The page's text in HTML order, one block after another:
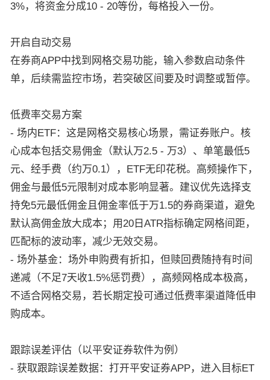
3%，将资金分成10 - 20等份，每格投入一份。
开启自动交易
在券商APP中找到网格交易功能，输入参数启动条件
单，后续需监控市场，若突破区间要及时调整或暂停。
低费率交易方案
- 场内ETF：这是网格交易核心场景，需证券账户。核
心成本包括交易佣金（默认万2.5 - 万3）、单笔最低5
元、经手费（约万0.1），ETF无印花税。高频操作下，
佣金与最低5元限制对成本影响显著。建议优先选择支
持免5元最低佣金且佣金率低于万1.5的券商渠道，避免
默认高佣金放大成本；用20日ATR指标确定网格间距，
匹配标的波动率，减少无效交易。
- 场外基金：场外申购费有折扣，但赎回费随持有时间
递减（不足7天收1.5%惩罚费），高频网格成本极高，
不适合网格交易，若长期定投可通过低费率渠道降低申
购成本。
跟踪误差评估（以平安证券软件为例）
- 获取跟踪误差数据：打开平安证券APP，进入目标ET